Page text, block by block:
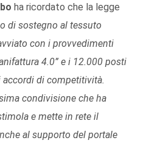
ha ricordato che la legge
di sostegno al tessuto
con i provvedimenti
4.0” e i 12.000 posti
di competitività.
condivisione che ha
e mette in rete il
al supporto del portale